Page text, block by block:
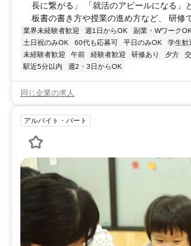
長に繋がる」 「就活のアピールになる
板書の書き方や授業の進め方など、 研修
業界未経験者歓迎 週1日からOK 副業・WワークOK
土日祝のみOK
60代も応募可 平日のみOK 学生歓
未経験者歓迎
午前 経験者歓迎 研修あり 夕方
駅近5分以内
週2・3日からOK
同じ企業の求人
アルバイト・パート